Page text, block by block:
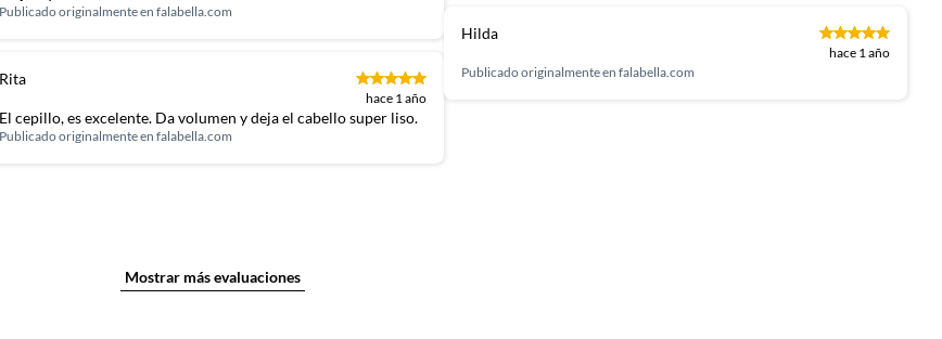
Publicado originalmente en falabella.com
Rita
hace 1 año
El cepillo, es excelente. Da volumen y deja el cabello super liso.
Publicado originalmente en falabella.com
Hilda
hace 1 año
Publicado originalmente enfalabella.com
Mostrar más evaluaciones